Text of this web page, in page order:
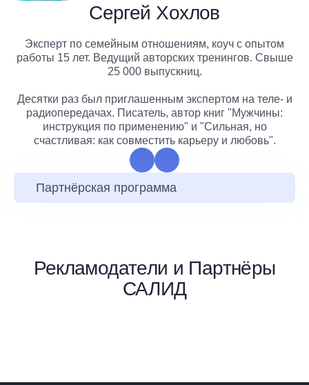
Сергей Хохлов
Эксперт по семейным отношениям, коуч c опытом
работы 15 лет. Ведущий авторских тренингов. Свыше
25 000 выпускниц.
Десятки раз был приглашенным экспертом на теле- и
радиопередачах. Писатель, автор книг "Мужчины:
инструкция по применению" и "Сильная, но
счастливая: как совместить карьеру и любовь".
Партнёрская программа
Рекламодатели и Партнёры
САЛИД